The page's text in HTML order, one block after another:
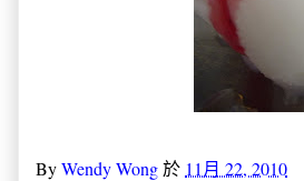
ByWendy Wong於 11月 22, 2010